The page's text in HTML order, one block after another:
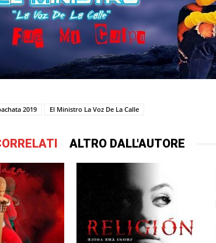
2019 El Ministro La Voz De La Calle
ALTRO DALL'AUTORE